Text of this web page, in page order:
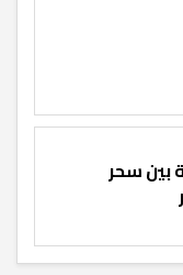
بين سحر